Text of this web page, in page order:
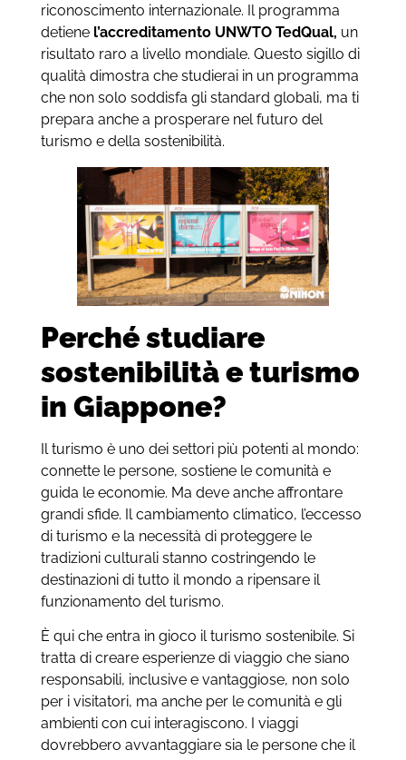
riconoscimento internazionale. Il programma
detiene l’accreditamento UNWTO TedQual, un
risultato raro a livello mondiale. Questo sigillo di
qualità dimostra che studierai in un programma
che non solo soddisfa gli standard globali, ma ti
prepara anche a prosperare nel futuro del
turismo e della sostenibilità.
Perché studiare
sostenibilità e turismo
in Giappone?
Il turismo è uno dei settori più potenti al mondo:
connette le persone, sostiene le comunità e
guida le economie. Ma deve anche affrontare
grandi sfide. Il cambiamento climatico, l’eccesso
di turismo e la necessità di proteggere le
tradizioni culturali stanno costringendo le
destinazioni di tutto il mondo a ripensare il
funzionamento del turismo.
È qui che entra in gioco il turismo sostenibile. Si
tratta di creare esperienze di viaggio che siano
responsabili, inclusive e vantaggiose, non solo
per i visitatori, ma anche per le comunità e gli
ambienti con cui interagiscono. I viaggi
dovrebbero avvantaggiare sia le persone che il